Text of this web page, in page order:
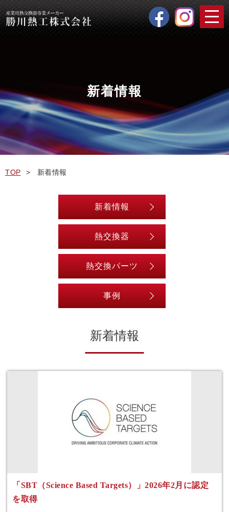
新着情報
TOP 新着情報
新着情報
熱交換器
熱交換パーツ
事例
新着情報
「SBT（Science Based Targets）」2026年2月に認定
を取得